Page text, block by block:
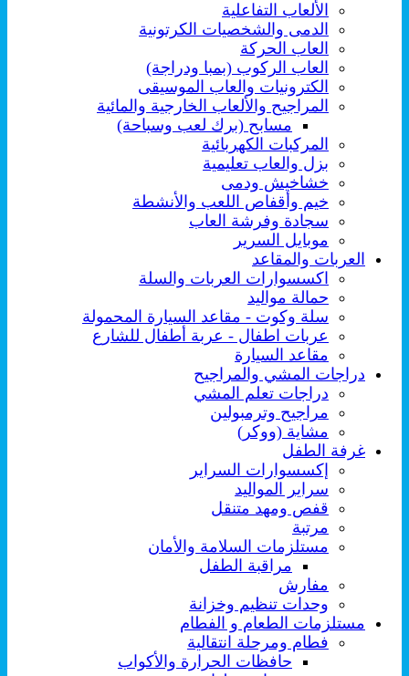
الألعاب التفاعلية
الدمى والشخصيات الكرتونية
العاب الحركة
العاب الركوب (بمبا ودراجة)
الكترونيات والعاب الموسيقى
المراجيح والألعاب الخارجية والمائية
مسابح (برك لعب وسباحة)
المركبات الكهربائية
بزل والعاب تعليمية
خشاخيش ودمى
خيم وأقفاص اللعب والأنشطة
سجادة وفرشة العاب
موبايل السرير
العربات والمقاعد
اكسسوارات العربات والسلة
حمالة مواليد
سلة وكوت - مقاعد السيارة المحمولة
عربات اطفال - عربة أطفال للشارع
مقاعد السيارة
دراجات المشي والمراجيح
دراجات تعلم المشي
مراجيح وترمبولين
مشاية (ووكر)
غرفة الطفل
إكسسوارات السراير
سراير المواليد
قفص ومهد متنقل
مرتبة
مستلزمات السلامة والأمان
مراقبة الطفل
مفارش
وحدات تنظيم وخزانة
مستلزمات الطعام و الفطام
فطام ومرحلة انتقالية
حافظات الحرارة والأكواب